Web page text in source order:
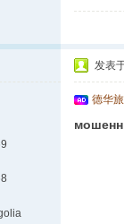
发表
德华